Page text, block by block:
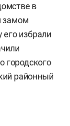
в
замом
его избрали
городского
районный